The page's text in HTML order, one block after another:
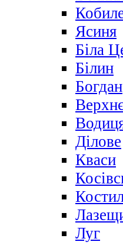
Ясиня
Біла
Білин
Богдан
Ділове
Кваси
Луг